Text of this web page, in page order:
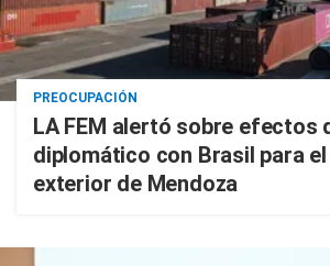
PREOCUPACIÓN
LA FEM alertó sobre efectos
diplomático con Brasil para
exterior de Mendoza